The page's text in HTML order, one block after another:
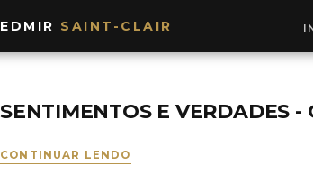
EDMIR SAINT-CLAIR
SENTIMENTOS E VERDADES
CONTINUAR LENDO